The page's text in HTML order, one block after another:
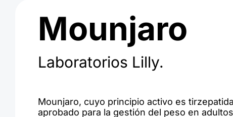
Mounjaro
Laboratorios Lilly.
Mounjaro, cuyo principio activo es
aprobado para la gestión del peso en